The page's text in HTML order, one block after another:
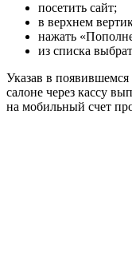
посетить сайт;
в верхнем
нажать
из списка
Указав в
салоне через кассу
на мобильный счет